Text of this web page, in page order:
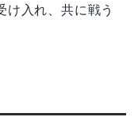
け入れ、共に戦う